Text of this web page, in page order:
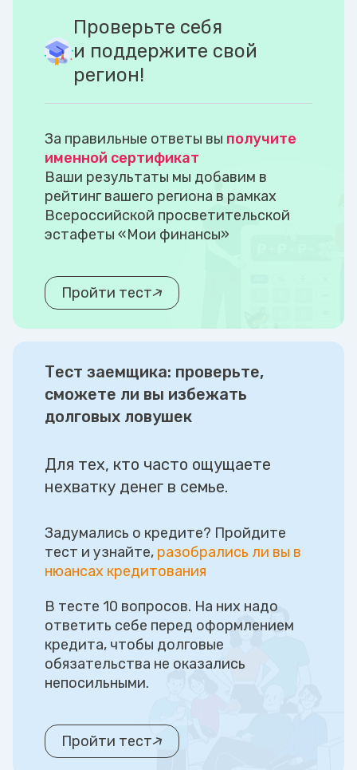
Проверьте себя
и поддержите свой
регион!
За правильные ответы вы получите
именной сертификат
Ваши результаты мы добавим в
рейтинг вашего региона в рамках
Всероссийской просветительской
эстафеты «Мои финансы»
Пройти тест
Тест заемщика: проверьте,
сможете ли вы избежать
долговых ловушек
Для тех, кто часто ощущаете
нехватку денег в семье.
Задумались о кредите? Пройдите
тест и узнайте, разобрались ли вы в
нюансах кредитования
В тесте 10 вопросов. На них надо
ответить себе перед оформлением
кредита, чтобы долговые
обязательства не оказались
непосильными.
Пройти тест